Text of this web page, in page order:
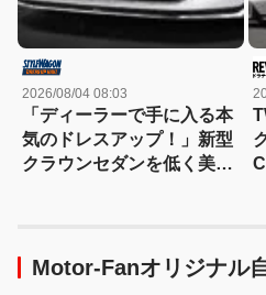
2026/08/04 08:03
「ディーラーで手に入る本
気のドレスアップ！」新型
クラウンセダンを低く美し
Motor-Fanオリジナル